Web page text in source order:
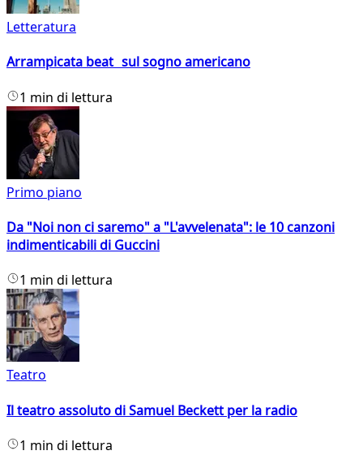
Letteratura
Arrampicata beat sul sogno americano
1 min di lettura
Primo piano
Da "Noi non ci saremo" a "L'avvelenata": le 10 canzoni
indimenticabili di Guccini
1 min di lettura
Teatro
Il teatro assoluto di Samuel Beckett per la radio
1 min di lettura